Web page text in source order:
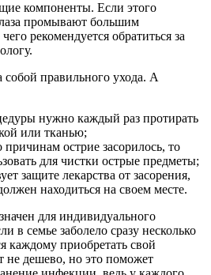
компоненты. Если этого
промывают большим
рекомендуется обратиться за
правильного ухода. А
нужно каждый раз протирать
или тканью;
острие засорилось, то
для чистки острые предметы;
защите лекарства от засорения,
находиться на своем месте.
для индивидуального
в семье заболело сразу несколько
каждому приобретать свой
не дешево, но это поможет